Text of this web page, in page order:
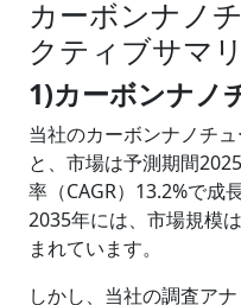
カーボンナノ
クティブサマリ
1)カーボンナノ
当社のカーボンナノチ
と、市場は予測期間
率（CAGR）13.2%で成
2035年には、市場規模
まれています。
しかし、当社の調査ア